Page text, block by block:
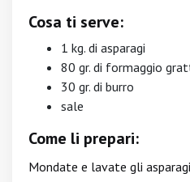
Cosa ti serve:
1 kg. di asparagi
80 gr. di formaggio
30 gr. di burro
sale
Come li prepari:
Mondate e lavate gli